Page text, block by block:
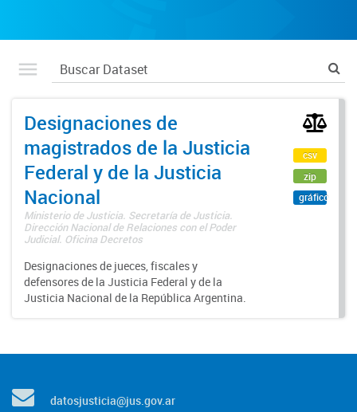
Designaciones de
magistrados de la Justicia
Federal y de la Justicia
Nacional
Ministerio de Justicia. Secretaría de Justicia.
Dirección Nacional de Relaciones con el Poder
Judicial. Oficina Decretos
Designaciones de jueces, fiscales y
defensores de la Justicia Federal y de la
Justicia Nacional de la República Argentina.
csv
zip
gráfico
datosjusticia@jus.gov.ar